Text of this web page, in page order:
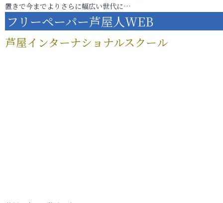
置きで今までよりさらに幅広い世代に…
フリーペーパー芦屋人WEB
芦屋インターナショナルスクール